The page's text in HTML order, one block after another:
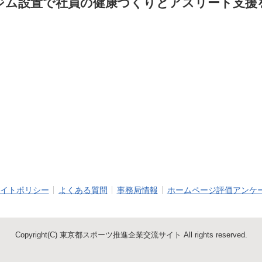
ム設置で社員の健康づくりとアスリート支援
トポリシー よくある質問 事務局情報 ホームページ評価アンケ
Copyright(C) 東京都スポーツ推進企業交流サイト All rights reserved.